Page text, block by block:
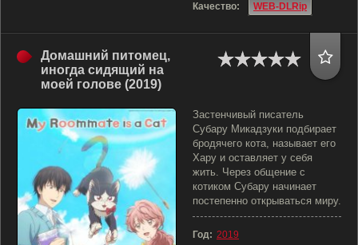
Качество:
WEB-DLRip
Домашний питомец,
иногда сидящий на
моей голове (2019)
Застенчивый писатель
Субару Микадзуки подбирает
бродячего кота, называет его
Хару и оставляет у себя
жить. Через общение с
котиком Субару начинает
постепенно открываться миру.
Год: 2019